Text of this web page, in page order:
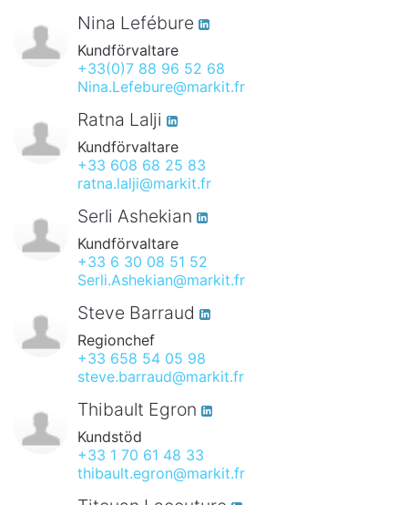
Nina Lefébure
Kundförvaltare
+33(0)7 88 96 52 68
Nina.Lefebure@markit.fr
Ratna Lalji
Kundförvaltare
+33 608 68 25 83
ratna.lalji@markit.fr
Serli Ashekian
Kundförvaltare
+33 6 30 08 51 52
Serli.Ashekian@markit.fr
Steve Barraud
Regionchef
+33 658 54 05 98
steve.barraud@markit.fr
Thibault Egron
Kundstöd
+33 1 70 61 48 33
thibault.egron@markit.fr